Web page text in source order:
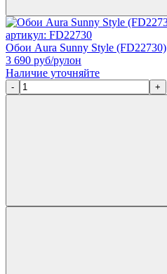
артикул: FD22730
Обои Aura Sunny Style (FD22730)
3 690 руб/рулон
Наличие уточняйте
- +